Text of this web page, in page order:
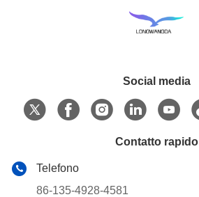
Social media
Contatto rapido
Telefono
86-135-4928-4581